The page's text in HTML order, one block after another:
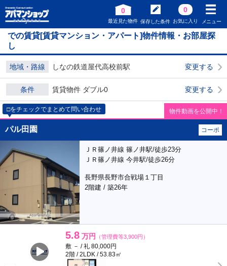
0
最近見た物件 保存した条件
0
お気に入り メニュー
での賃貸[賃貸マンション・アパート]物件情報・お部屋探
し
地域・路線 しなの鉄道屋代高校前駅 変更する
条件 賃貸物件 ダブル0 変更する
□をチェックでまとめて問い合わせ 物件動画を公開中！
パル田園 コーポ
ＪＲ篠ノ井線 篠ノ井駅/徒歩23分
ＪＲ篠ノ井線 今井駅/徒歩26分
長野県長野市合戦場１丁目
2階建 / 築26年
5.8 万円 （管理費等3,900円）
敷 － / 礼 80,000円
2階 / 2LDK / 53.83㎡